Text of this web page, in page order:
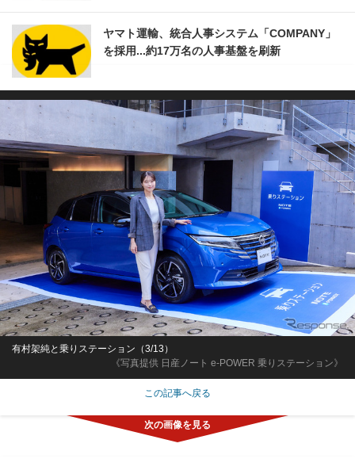
ヤマト運輸、統合人事システム「COMPANY」
を採用...約17万名の人事基盤を刷新
《写真提供 日産ノート e-POWER 乗りステーション》
有村架純と乗りステーション（3/13）
この記事へ戻る